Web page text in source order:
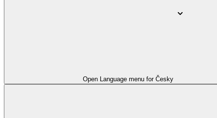
Open Language menu for Česky